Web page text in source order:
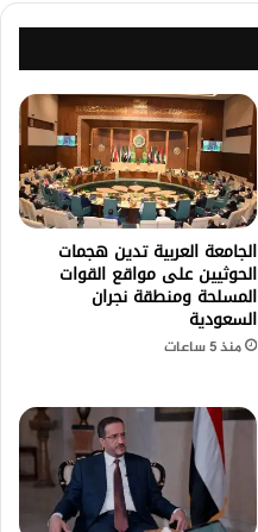
الجامعة العربية تدين هجمات
الحوثيين على مواقع القوات
المسلحة ومنطقة نجران
السعودية
منذ 5 ساعات